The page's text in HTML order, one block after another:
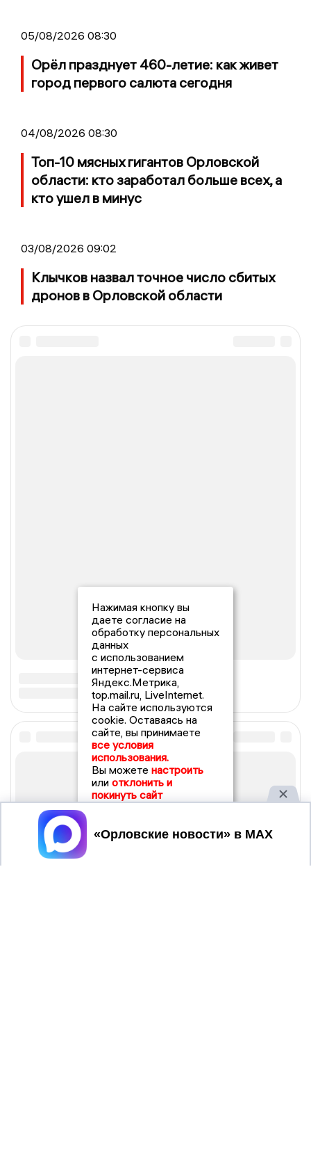
05/08/2026 08:30
Орёл празднует 460-летие: как живет
город первого салюта сегодня
04/08/2026 08:30
Топ-10 мясных гигантов Орловской
области: кто заработал больше всех, а
кто ушел в минус
03/08/2026 09:02
Клычков назвал точное число сбитых
дронов в Орловской области
Нажимая кнопку вы
даете согласие на
обработку персональных
данных
с использованием
интернет-сервиса
Яндекс.Метрика,
top.mail.ru, LiveInternet.
На сайте используются
cookie. Оставаясь на
сайте, вы принимаете
все условия
использования.
Вы можете настроить
или отклонить и
покинуть сайт
Принять